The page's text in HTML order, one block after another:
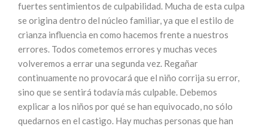
fuertes sentimientos de culpabilidad. Mucha de esta culpa
se origina dentro del núcleo familiar, ya que el estilo de
crianza influencia en como hacemos frente a nuestros
errores. Todos cometemos errores y muchas veces
volveremos a errar una segunda vez. Regañar
continuamente no provocará que el niño corrija su error,
sino que se sentirá todavía más culpable. Debemos
explicar a los niños por qué se han equivocado, no sólo
quedarnos en el castigo. Hay muchas personas que han